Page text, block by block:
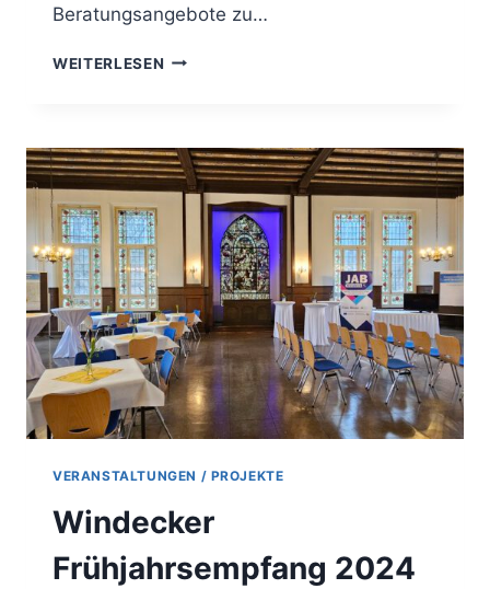
Beratungsangebote zu…
WEITERLESEN
VERANSTALTUNGEN / PROJEKTE
Windecker
Frühjahrsempfang 2024